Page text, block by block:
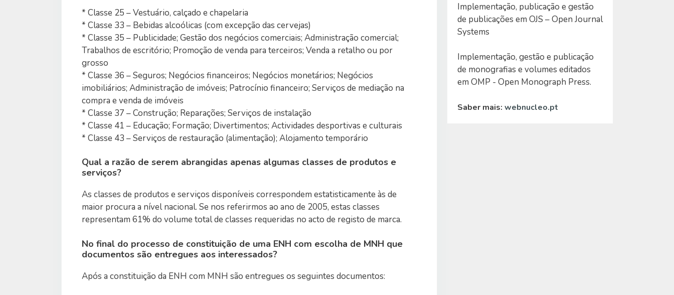
* Classe 25 – Vestuário, calçado e chapelaria
* Classe 33 – Bebidas alcoólicas (com excepção das cervejas)
* Classe 35 – Publicidade; Gestão dos negócios comerciais; Administração comercial;
Trabalhos de escritório; Promoção de venda para terceiros; Venda a retalho ou por
grosso
* Classe 36 – Seguros; Negócios financeiros; Negócios monetários; Negócios
imobiliários; Administração de imóveis; Patrocínio financeiro; Serviços de mediação na
compra e venda de imóveis
* Classe 37 – Construção; Reparações; Serviços de instalação
* Classe 41 – Educação; Formação; Divertimentos; Actividades desportivas e culturais
* Classe 43 – Serviços de restauração (alimentação); Alojamento temporário
Qual a razão de serem abrangidas apenas algumas classes de produtos e
serviços?
As classes de produtos e serviços disponíveis correspondem estatisticamente às de
maior procura a nível nacional. Se nos referirmos ao ano de 2005, estas classes
representam 61% do volume total de classes requeridas no acto de registo de marca.
No final do processo de constituição de uma ENH com escolha de MNH que
documentos são entregues aos interessados?
Após a constituição da ENH com MNH são entregues os seguintes documentos:
Implementação, publicação e gestão
de publicações em OJS – Open Journal
Systems
Implementação, gestão e publicação
de monografias e volumes editados
em OMP - Open Monograph Press.
Saber mais: webnucleo.pt